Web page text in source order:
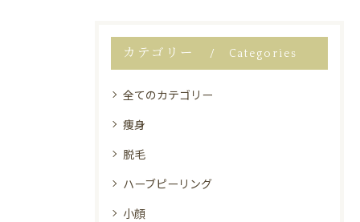
カテゴリー Categories
全てのカテゴリー
痩身
脱毛
ハーブピーリング
小顔